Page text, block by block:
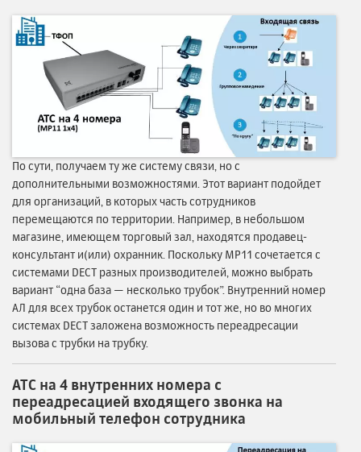
По сути, получаем ту же систему связи, но с
дополнительными возможностями. Этот вариант подойдет
для организаций, в которых часть сотрудников
перемещаются по территории. Например, в небольшом
магазине, имеющем торговый зал, находятся продавец-
консультант и(или) охранник. Поскольку MP11 сочетается с
системами DECT разных производителей, можно выбрать
вариант “одна база — несколько трубок”. Внутренний номер
АЛ для всех трубок останется один и тот же, но во многих
системах DECT заложена возможность переадресации
вызова с трубки на трубку.
АТС на 4 внутренних номера с
переадресацией входящего звонка на
мобильный телефон сотрудника